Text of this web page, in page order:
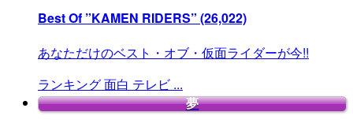
Best Of ”KAMEN RIDERS” (26,022)
あなただけのベスト・オブ・仮面ライダーが今!!
ランキング面白 テレビ ...
夢